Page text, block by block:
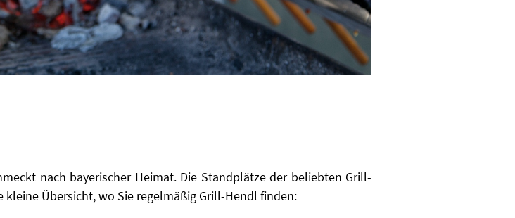
nach bayerischer Heimat. Die Standplätze der beliebten Grill-
Übersicht, wo Sie regelmäßig Grill-Hendl finden: